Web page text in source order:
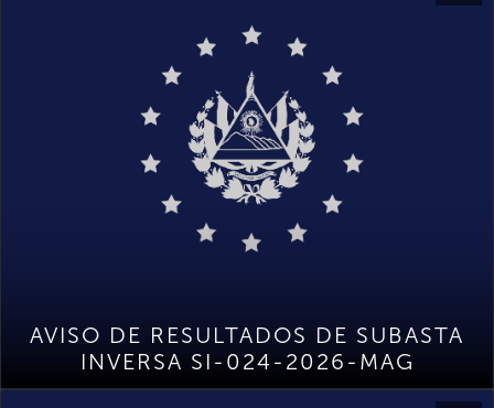
AVISO DE RESULTADOS DE SUBASTA
INVERSA SI-024-2026-MAG